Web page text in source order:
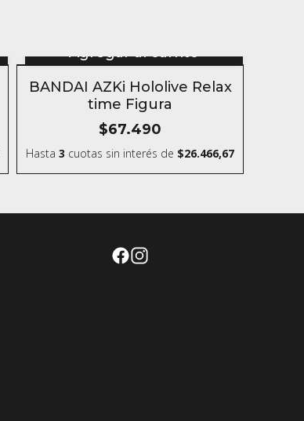
Agregar al carrito
BANDAI AZKi Hololive Relax
time Figura
$67.490
Hasta 3 cuotas sin interés de $26.466,67